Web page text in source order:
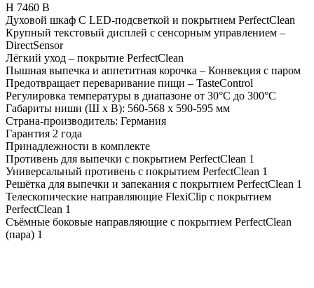
H 7460 B
Духовой шкаф С LED-подсветкой и покрытием PerfectClean
Крупный текстовый дисплей с сенсорным управлением –
DirectSensor
Лёгкий уход – покрытие PerfectClean
Пышная выпечка и аппетитная корочка – Конвекция с паром
Предотвращает переваривание пищи – TasteControl
Регулировка температуры в диапазоне от 30°С до 300°С
Габариты ниши (Ш х В): 560-568 х 590-595 мм
Страна-производитель: Германия
Гарантия 2 года
Принадлежности в комплекте
Противень для выпечки с покрытием PerfectClean 1
Универсальный противень с покрытием PerfectClean 1
Решётка для выпечки и запекания с покрытием PerfectClean 1
Телескопические направляющие FlexiClip с покрытием
PerfectClean 1
Съёмные боковые направляющие с покрытием PerfectClean
(пара) 1